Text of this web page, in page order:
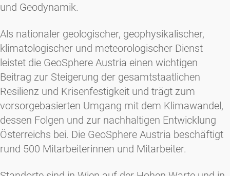
und Geodynamik.
Als nationaler geologischer, geophysikalischer,
klimatologischer und meteorologischer Dienst
leistet die GeoSphere Austria einen wichtigen
Beitrag zur Steigerung der gesamtstaatlichen
Resilienz und Krisenfestigkeit und trägt zum
vorsorgebasierten Umgang mit dem Klimawandel,
dessen Folgen und zur nachhaltigen Entwicklung
Österreichs bei. Die GeoSphere Austria beschäftigt
rund 500 Mitarbeiterinnen und Mitarbeiter.